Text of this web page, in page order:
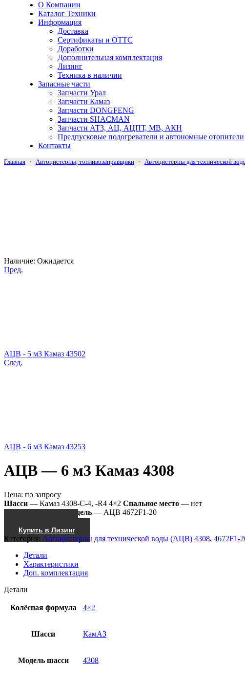
О Компании
Каталог Техники
Информация
Доставка
Сертификаты и ОТТС
Доработки
Дополнительная комплектация
Лизинг
Техника в наличии
Запасные части
Запчасти Урал
Запчасти Камаз
Запчасти DONGFENG
Запчасти SHACMAN
Запчасти АТЗ, АЦ, АЦПТ, МВ, АКН
Предпусковые подогреватели и автономные отопители
Контакты
Главная • Автоцистерны, топливозаправщики • Автоцистерны для технической
Наличие: Ожидается
Пред.
АЦВ - 5 м3 Камаз 43502
След.
АЦВ - 6 м3 Камаз 43253
АЦВ — 6 м3 Камаз 4308
Цена: по запросу
Шасси — Камаз 4308-С-4, -R4 4×2 Спальное место — нет
Модель — АЦВ 4672F1-20
Купить в Лизинг
Категория: Автоцистерны для технической воды (АЦВ) 4308, 4672F1-
Детали
Характеристики
Доп. комплектация
Детали
Колёсная формула 4×2
Шасси КамАЗ
Модель шасси 4308